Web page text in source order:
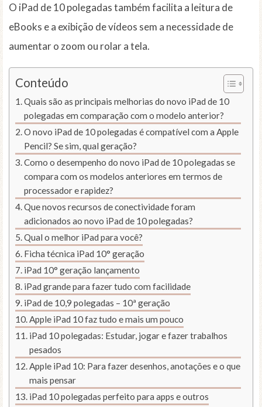
O iPad de 10 polegadas também facilita a leitura de
eBooks e a exibição de vídeos sem a necessidade de
aumentar o zoom ou rolar a tela.
Conteúdo
Quais são as principais melhorias do novo iPad de 10
polegadas em comparação com o modelo anterior?
O novo iPad de 10 polegadas é compatível com a Apple
Pencil? Se sim, qual geração?
Como o desempenho do novo iPad de 10 polegadas se
compara com os modelos anteriores em termos de
processador e rapidez?
Que novos recursos de conectividade foram
adicionados ao novo iPad de 10 polegadas?
Qual o melhor iPad para você?
Ficha técnica iPad 10° geração
iPad 10° geração lançamento
iPad grande para fazer tudo com facilidade
iPad de 10,9 polegadas – 10ª geração
Apple iPad 10 faz tudo e mais um pouco
iPad 10 polegadas: Estudar, jogar e fazer trabalhos
pesados
Apple iPad 10: Para fazer desenhos, anotações e o que
mais pensar
iPad 10 polegadas perfeito para apps e outros